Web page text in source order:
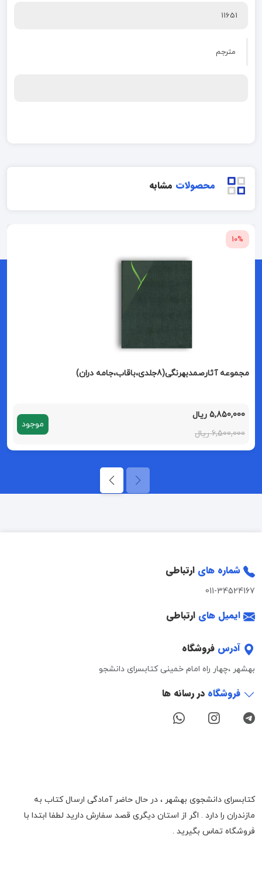
11651
مترجم
محصولات مشابه
10%
مجموعه آثارصمدبهرنگی(8جلدی،باقاب،جامه دران)
5,850,000 ریال
6,500,000 ریال
موجود
شماره های ارتباطی
011-34524167
ایمیل های ارتباطی
آدرس فروشگاه
بهشهر ،چهار راه امام خمینی کتابسرای دانشجو
فروشگاه در رسانه ها
کتابسرای دانشجوی بهشهر ، در حال حاضر آمادگی ارسال کتاب به
مازندران را دارد . اگر از استان دیگری قصد سفارش دارید لطفا ابتدا با
فروشگاه تماس بگیرید .